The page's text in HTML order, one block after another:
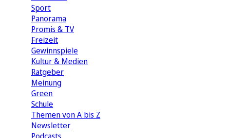
Sport
Panorama
Promis & TV
Freizeit
Gewinnspiele
Kultur & Medien
Ratgeber
Meinung
Green
Schule
Themen von A bis Z
Newsletter